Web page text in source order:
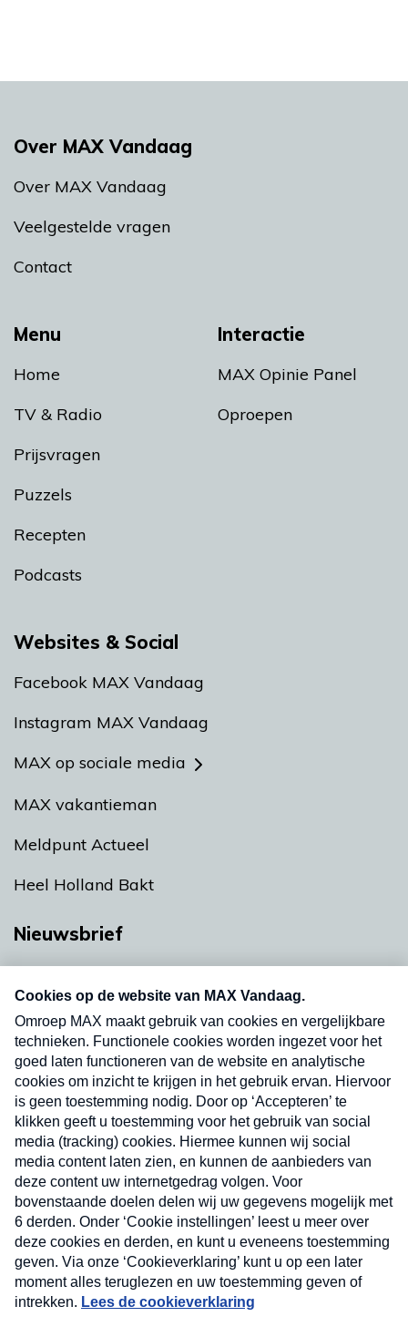
Menu
Home
TV & Radio
Prijsvragen
Puzzels
Recepten
Podcasts
Interactie
MAX Opinie Panel
Oproepen
Over MAX Vandaag
Over MAX Vandaag
Veelgestelde vragen
Contact
Websites & Social
Facebook MAX Vandaag
Instagram MAX Vandaag
MAX op sociale media
MAX vakantieman
Meldpunt Actueel
Heel Holland Bakt
Nieuwsbrief
Neem hier een gratis abonnement op onze
nieuwsbrief. Elke vrijdag- en dinsdagochtend in
uw mailbox.
Verzend
Nieuwsbrief
Neem hier een gratis abonnement op onze
nieuwsbrief. Elke vrijdag- en dinsdagochtend in uw